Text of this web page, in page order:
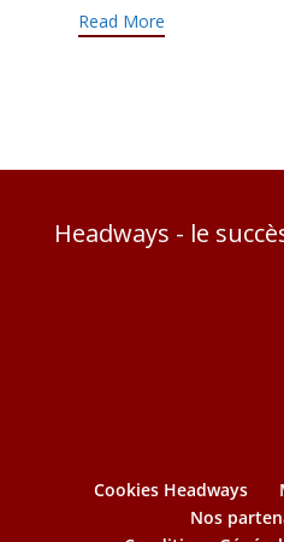
Read More
Headways - le
Cookies Headways
Nos